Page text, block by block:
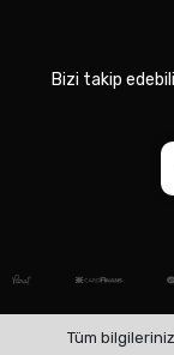
Bizi takip
Tüm